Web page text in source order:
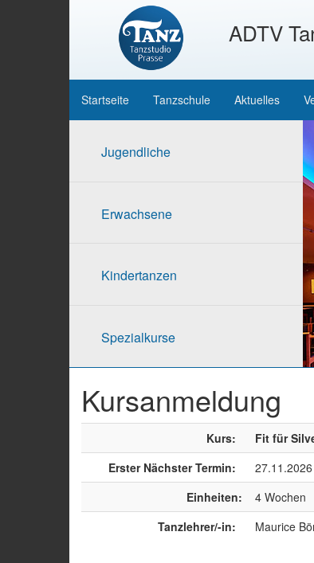
ADTV
Startseite Tanzschule Aktuelles
Jugendliche
Erwachsene
Kindertanzen
Spezialkurse
Kursanmeldung
Kurs: Fit für
Erster Nächster Termin:
27.11.2026
Einheiten:
4 Wochen
Tanzlehrer/-in:
Maurice